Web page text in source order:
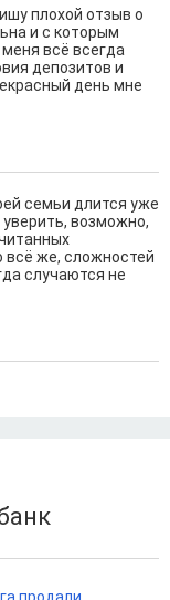
плохой отзыв о
и с которым
всё всегда
депозитов и
день мне
семьи длится уже
возможно,
всё же, сложностей
случаются не